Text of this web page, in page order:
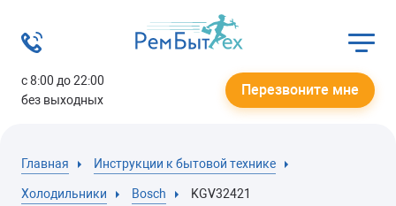
с 8:00 до 22:00
без выходных
Перезвоните мне
Главная Инструкции к бытовой технике
Холодильники Bosch KGV32421